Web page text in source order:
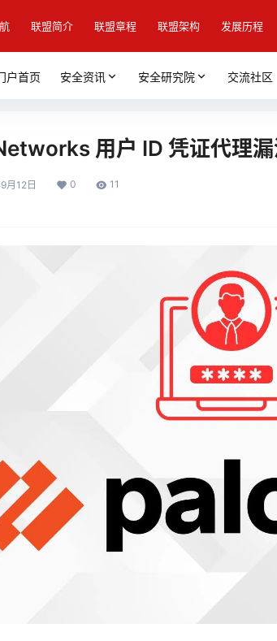
联盟简介 联盟章程 联盟架构 发展历程
户首页 安全资讯 安全研究院 交流社区
用户 ID 凭证代理
月12日 0 11